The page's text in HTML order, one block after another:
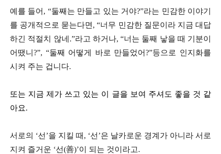
예를 들어, “둘째는 만들고 있는 거야?”라는 민감한 이야기
를 공개적으로 묻는다면, “너무 민감한 질문이라 지금 대답
하긴 적절치 않네.”라고 하거나, “너는 둘째 낳을 때 기분이
어땠니?”, “둘째 어떻게 바로 만들었어?”등으로 인지화를
시켜 주는 겁니다.
또는 지금 제가 쓰고 있는 이 글을 보여 주셔도 좋을 것 같
아요.
서로의 ‘선’을 지킬 때, ‘선’은 날카로운 경계가 아니라 서로
지켜 즐거운 ‘선(善)’이 되는 것이라고.